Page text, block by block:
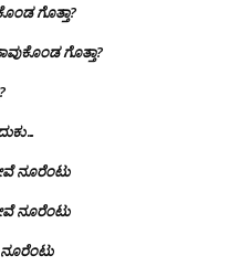
ಗೊತ್ತಾ?
ಗೊತ್ತಾ?
ನೂರೆಂಟು
ನೂರೆಂಟು
ನೂರೆಂಟು